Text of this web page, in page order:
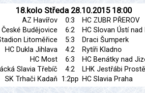
18.kolo Středa 28.10.2015 18:00
AZ Havířov 0:3
HC ZUBR PŘEROV
Budějovice
6:2
HC Slovan Ústí nad
Litoměřice
5:3
Draci Šumperk
HC Dukla Jihlava
4:2
Rytíři Kladno
HC Most
6:3
HC Benátky nad
Slavia Třebíč
4:2
LHK Jestřábi
SK Trhači Kadaň 1:2pp HC Slavia Praha